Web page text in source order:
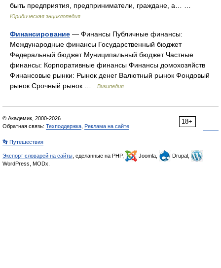
быть предприятия, предприниматели, граждане, а… …
Юридическая энциклопедия
Финансирование — Финансы Публичные финансы:
Международные финансы Государственный бюджет
Федеральный бюджет Муниципальный бюджет Частные
финансы: Корпоративные финансы Финансы домохозяйств
Финансовые рынки: Рынок денег Валютный рынок Фондовый
рынок Срочный рынок …
Википедия
18+
© Академик, 2000-2026
Обратная связь: Техподдержка Реклама на сайте
👣 Путешествия
Экспорт словарей на сайты , сделанные на PHP, Joomla,
Drupal,
WordPress, MODx.